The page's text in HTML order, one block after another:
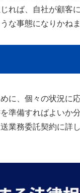
れば、自社が顧客
な事態になりかねま
に、個々の状況に
準備すればよいか
業務委託契約に詳